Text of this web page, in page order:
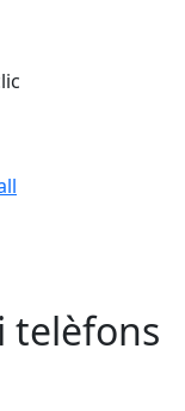
telèfons